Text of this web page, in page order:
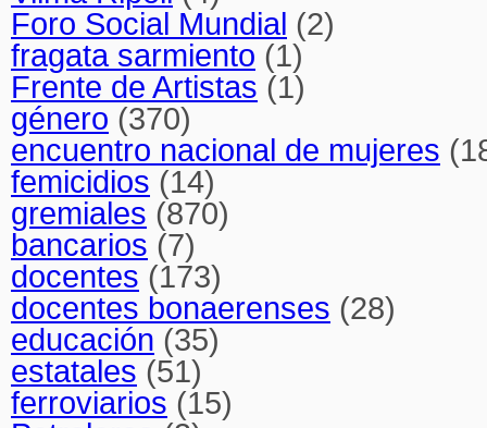
Foro Social Mundial (2)
fragata sarmiento (1)
Frente de Artistas (1)
género (370)
encuentro nacional de mujeres
femicidios (14)
gremiales (870)
bancarios (7)
docentes (173)
docentes bonaerenses (28)
educación (35)
estatales (51)
ferroviarios (15)